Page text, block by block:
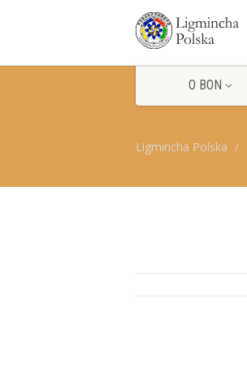
O BON
Ligmincha Polska